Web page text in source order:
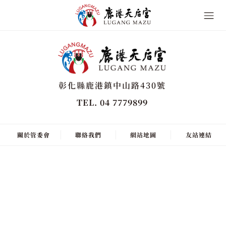
彰化縣鹿港鎮中山路430號
TEL. 04 7779899
關於管委會 聯絡我們 網站地圖 友站連結